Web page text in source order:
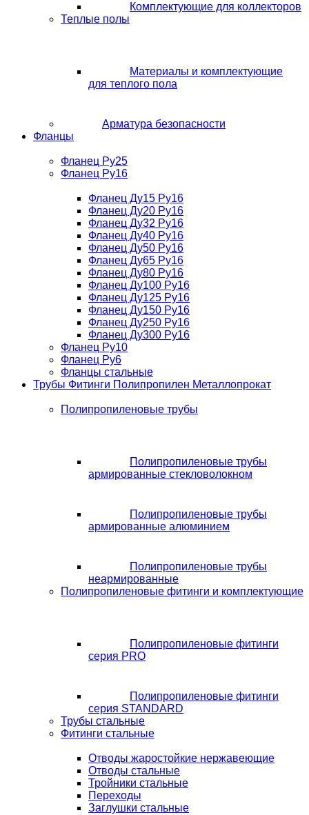
Комплектующие для коллекторов
Теплые полы
Материалы и комплектующие
для теплого пола
Арматура безопасности
Фланцы
Фланец Ру25
Фланец Ру16
Фланец Ду15 Ру16
Фланец Ду20 Ру16
Фланец Ду32 Ру16
Фланец Ду40 Ру16
Фланец Ду50 Ру16
Фланец Ду65 Ру16
Фланец Ду80 Ру16
Фланец Ду100 Ру16
Фланец Ду125 Ру16
Фланец Ду150 Ру16
Фланец Ду250 Ру16
Фланец Ду300 Ру16
Фланец Ру10
Фланец Ру6
Фланцы стальные
Трубы Фитинги Полипропилен Металлопрокат
Полипропиленовые трубы
Полипропиленовые трубы
армированные стекловолокном
Полипропиленовые трубы
армированные алюминием
Полипропиленовые трубы
неармированные
Полипропиленовые фитинги и комплектующие
Полипропиленовые фитинги
серия PRO
Полипропиленовые фитинги
серия STANDARD
Трубы стальные
Фитинги стальные
Отводы жаростойкие нержавеющие
Отводы стальные
Тройники стальные
Переходы
Заглушки стальные